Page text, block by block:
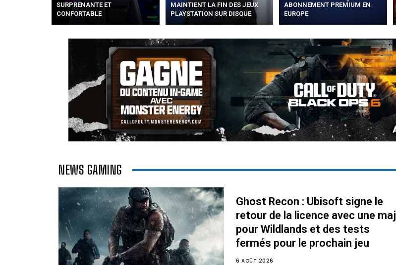
SURPRENANTE ET
CONFORTABLE
MAINTIENT LA FIN DES JEUX
PLAYSTATION SUR DISQUE
ABONNEMENT PREMIUM EN
EUROPE
NEWS GAMING
Ghost Recon : Ubisoft signe le
retour de la licence avec une maj
pour Wildlands et des tests
fermés pour le prochain jeu
6 AOÛT 2026